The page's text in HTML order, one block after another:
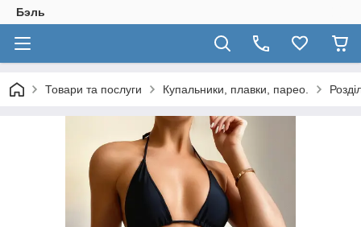
Бэль
Товари та послуги Купальники, плавки, парео.